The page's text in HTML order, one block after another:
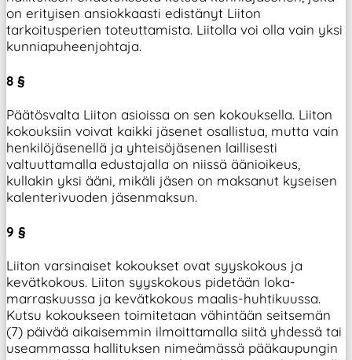
on erityisen ansiokkaasti edistänyt Liiton
tarkoitusperien toteuttamista. Liitolla voi olla vain yksi
kunniapuheenjohtaja.
8 §
Päätösvalta Liiton asioissa on sen kokouksella. Liiton
kokouksiin voivat kaikki jäsenet osallistua, mutta vain
henkilöjäsenellä ja yhteisöjäsenen laillisesti
valtuuttamalla edustajalla on niissä äänioikeus,
kullakin yksi ääni, mikäli jäsen on maksanut kyseisen
kalenterivuoden jäsenmaksun.
9 §
Liiton varsinaiset kokoukset ovat syyskokous ja
kevätkokous. Liiton syyskokous pidetään loka-
marraskuussa ja kevätkokous maalis-huhtikuussa.
Kutsu kokoukseen toimitetaan vähintään seitsemän
(7) päivää aikaisemmin ilmoittamalla siitä yhdessä tai
useammassa hallituksen nimeämässä pääkaupungin